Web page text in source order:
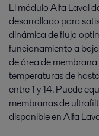
El módulo Alfa Laval
desarrollado para
dinámica de flujo
funcionamiento a
de área de
temperaturas de
entre 1 y 14. Puede
membranas de
disponible en Alfa